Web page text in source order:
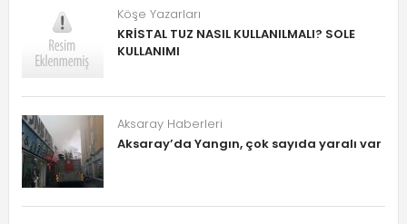
Köşe Yazarları
KRİSTAL TUZ NASIL KULLANILMALI? SOLE
KULLANIMI
Aksaray Haberleri
Aksaray’da Yangın, çok sayıda yaralı var